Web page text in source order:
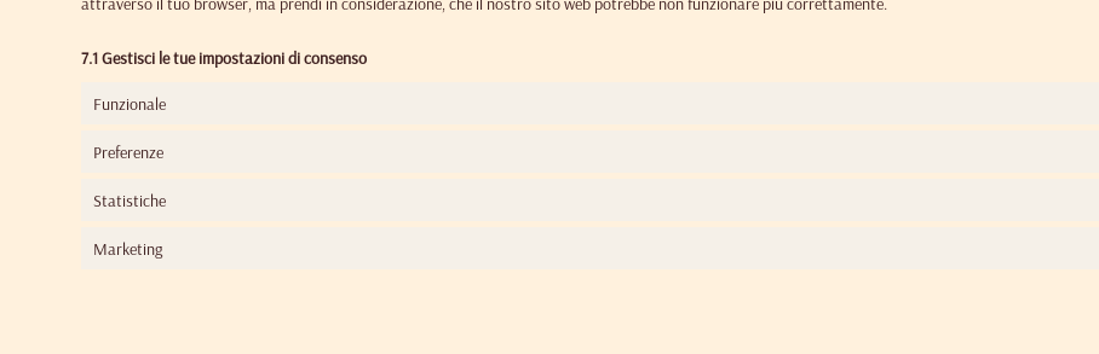
7.1 Gestisci le tue impostazioni di consenso
Funzionale
Preferenze
Statistiche
Marketing